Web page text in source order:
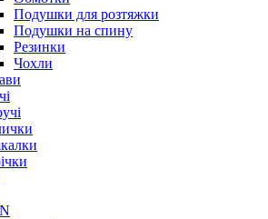
Подушки для розтяжки
Подушки на спину
Резинки
Чохли